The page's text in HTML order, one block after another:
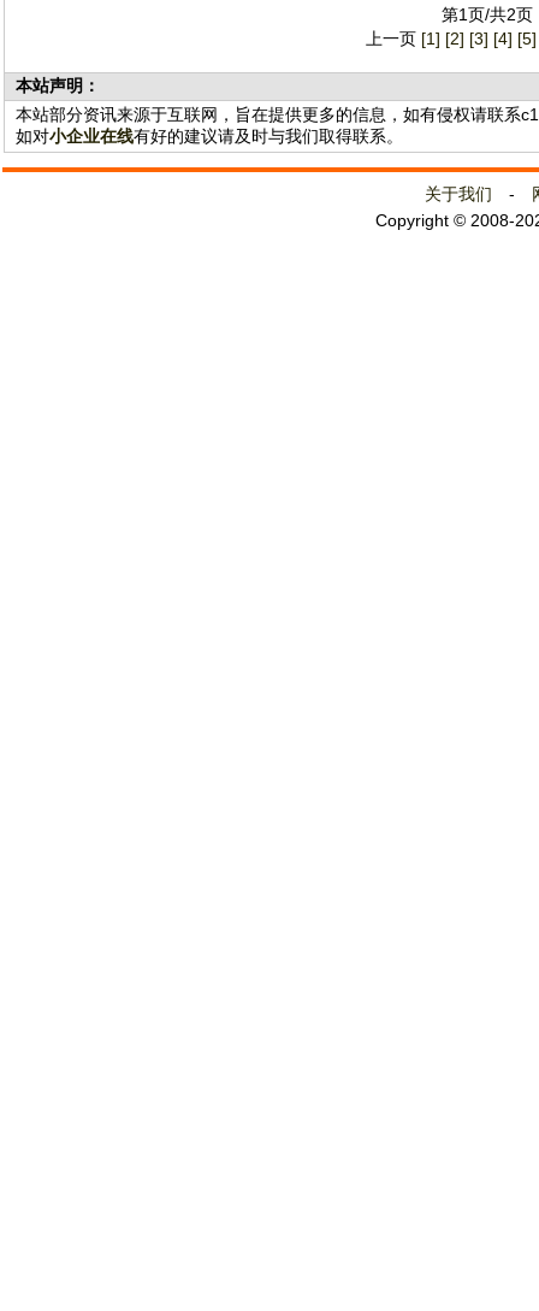
第1页/共2
上一页 [1] [2] [3] [4] [5]
本站声明：
本站部分资讯来源于互联网，旨在提供更多的信息，如有侵权请联系
如对小企业在线有好的建议请及时与我们取得联系。
关于我们 -
Copyright © 2008-